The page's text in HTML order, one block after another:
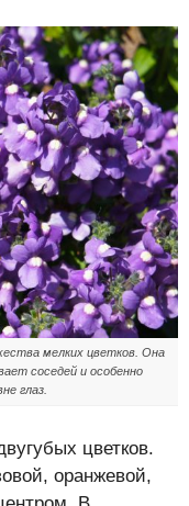
мелких цветков. Она
соседей и особенно
глаз.
цветков.
оранжевой,